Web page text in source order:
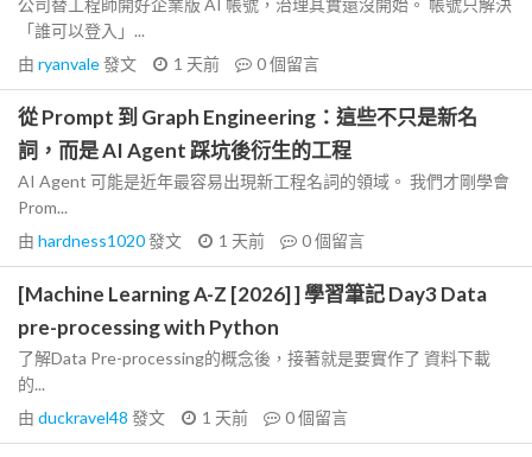
公司替工程師開好企業版 AI 帳號，治理其實還沒開始。 帳號只解決
「誰可以登入」...
由 ryanvale發文 1 天前 0個留言
從 Prompt 到 Graph Engineering：這些不只是新名
詞，而是 AI Agent 踩坑後衍生的工程
AI Agent 可能是近年最容易出現新工程名詞的領域。 我們才剛學會
Prom...
由 hardness1020發文 1 天前 0個留言
[Machine Learning A-Z [2026] ] 學習筆記 Day3 Data
pre-processing with Python
了解Data Pre-processing的概念後，接著就是要實作了 資料下載
的...
由 duckravel48 發文 1 天前 0個留言